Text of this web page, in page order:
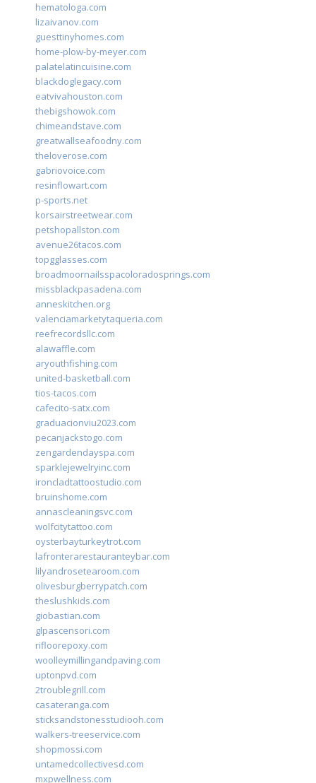
hematologa.com
lizaivanov.com
guesttinyhomes.com
home-plow-by-meyer.com
palatelatincuisine.com
blackdoglegacy.com
eatvivahouston.com
thebigshowok.com
chimeandstave.com
greatwallseafoodny.com
theloverose.com
gabriovoice.com
resinflowart.com
p-sports.net
korsairstreetwear.com
petshopallston.com
avenue26tacos.com
topgglasses.com
broadmoornailsspacoloradosprings.com
missblackpasadena.com
anneskitchen.org
valenciamarketytaqueria.com
reefrecordsllc.com
alawaffle.com
aryouthfishing.com
united-basketball.com
tios-tacos.com
cafecito-satx.com
graduacionviu2023.com
pecanjackstogo.com
zengardendayspa.com
sparklejewelryinc.com
ironcladtattoostudio.com
bruinshome.com
annascleaningsvc.com
wolfcitytattoo.com
oysterbayturkeytrot.com
lafronterarestauranteybar.com
lilyandrosetearoom.com
olivesburgberrypatch.com
theslushkids.com
giobastian.com
glpascensori.com
rifloorepoxy.com
woolleymillingandpaving.com
uptonpvd.com
2troublegrill.com
casateranga.com
sticksandstonesstudiooh.com
walkers-treeservice.com
shopmossi.com
untamedcollectivesd.com
mxpwellness.com